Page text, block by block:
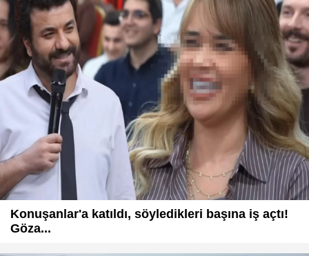
Konuşanlar'a katıldı, söyledikleri başına iş açtı!
Göza...